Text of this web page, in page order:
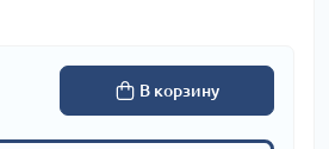
В корзину